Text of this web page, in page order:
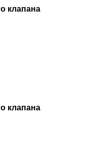
клапана
клапана